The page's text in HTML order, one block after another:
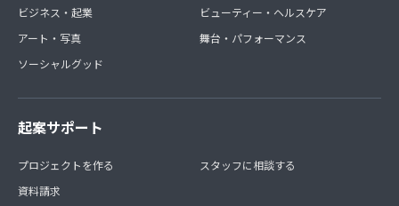
ビジネス・起業
アート・写真
ソーシャルグッド
ビューティー・ヘルスケア
舞台・パフォーマンス
起案サポート
プロジェクトを作る
資料請求
スタッフに相談する